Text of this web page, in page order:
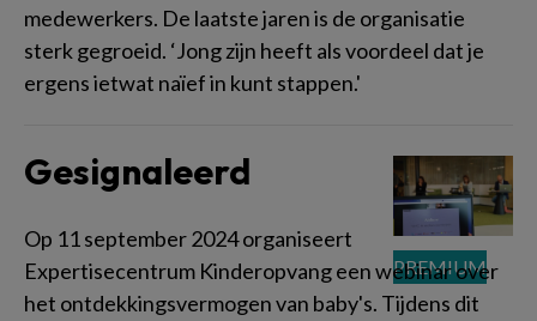
medewerkers. De laatste jaren is de organisatie
sterk gegroeid. ‘Jong zijn heeft als voordeel dat je
ergens ietwat naïef in kunt stappen.'
Gesignaleerd
Op 11 september 2024 organiseert
Expertisecentrum Kinderopvang een webinar over
het ontdekkingsvermogen van baby's. Tijdens dit